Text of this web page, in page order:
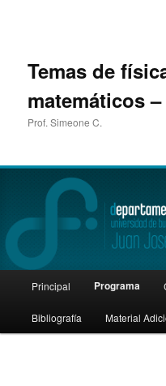
Temas de
matemáticos
Prof. Simeone C.
Skip
to
Principal Programa
Bibliografía Material